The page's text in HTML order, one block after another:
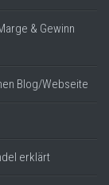
& Gewinn
Blog/Webseite
erklärt